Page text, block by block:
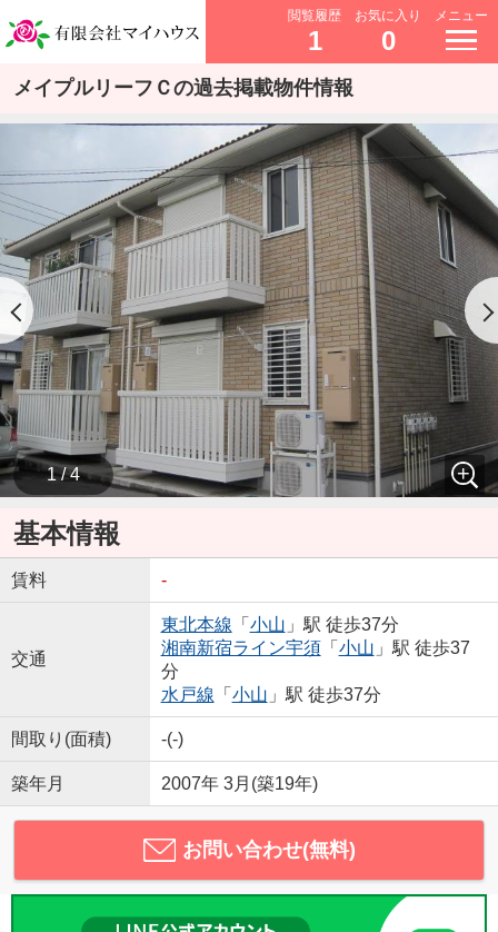
閲覧履歴
1
お気に入り
0
メニュー
メイプルリーフＣの過去掲載物件情報
1 / 4
基本情報
賃料 -
交通
東北本線 「 小山 」駅 徒歩37分
湘南新宿ライン宇須「 小山 」駅 徒歩37
分
水戸線 「 小山 」駅 徒歩37分
間取り(面積) -(-)
築年月 2007年 3月(築19年)
お問い合わせ(無料)